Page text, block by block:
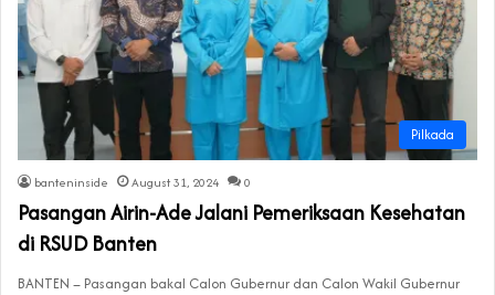
Pilkada
banteninside August 31, 2024 0
Pasangan Airin-Ade Jalani Pemeriksaan Kesehatan
di RSUD Banten
BANTEN – Pasangan bakal Calon Gubernur dan Calon Wakil Gubernur